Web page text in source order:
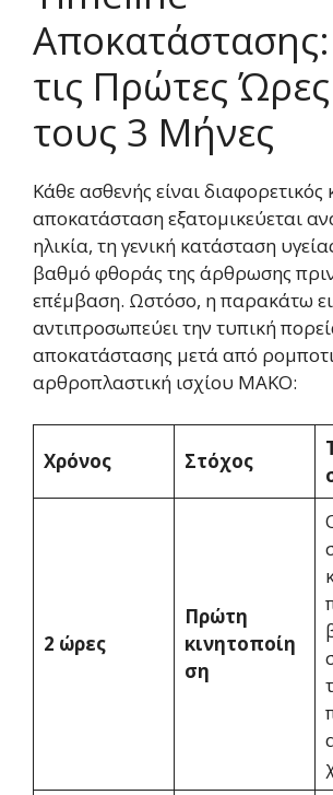
τις Πρώτες
τους 3 Μήνες
Κάθε ασθενής είναι διαφορετικός
αποκατάσταση εξατομικεύεται
ηλικία, τη γενική κατάσταση
βαθμό φθοράς της άρθρωσης
επέμβαση. Ωστόσο, η παρακάτω
αντιπροσωπεύει την τυπική
αποκατάστασης μετά από
αρθροπλαστική ισχίου MAKO:
Χρόνος Στόχος
2 ώρες
Πρώτη
κινητοποίη
ση